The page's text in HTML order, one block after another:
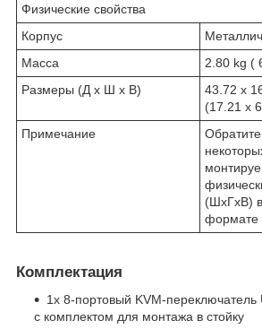
Физические свойства
Корпус
Масса
2.80 kg (
Размеры (Д х Ш х В)
43.72 x
(17.21 x
Примечание
(ШxГxВ)
формате
Комплектация
1x 8-портовый KVM-переключатель
с комплектом для монтажа в стойку